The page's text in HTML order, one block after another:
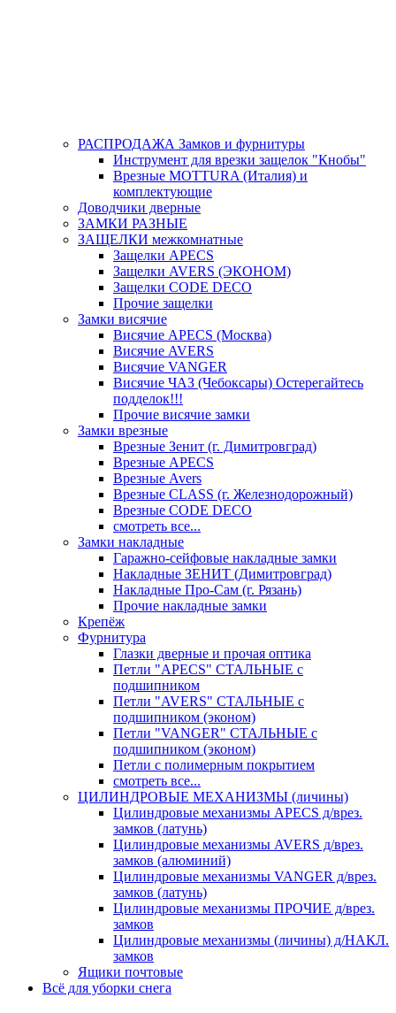
РАСПРОДАЖА Замков и фурнитуры
Инструмент для врезки защелок "Кнобы"
Врезные MOTTURA (Италия) и
комплектующие
Доводчики дверные
ЗАМКИ РАЗНЫЕ
ЗАЩЕЛКИ межкомнатные
Защелки APECS
Защелки AVERS (ЭКОНОМ)
Защелки CODE DECO
Прочие защелки
Замки висячие
Висячие APECS (Москва)
Висячие AVERS
Висячие VANGER
Висячие ЧАЗ (Чебоксары) Остерегайтесь
подделок!!!
Прочие висячие замки
Замки врезные
Врезные Зенит (г. Димитровград)
Врезные APECS
Врезные Avers
Врезные CLASS (г. Железнодорожный)
Врезные CODE DECO
смотреть все...
Замки накладные
Гаражно-сейфовые накладные замки
Накладные ЗЕНИТ (Димитровград)
Накладные Про-Сам (г. Рязань)
Прочие накладные замки
Крепёж
Фурнитура
Глазки дверные и прочая оптика
Петли "APECS" СТАЛЬНЫЕ с
подшипником
Петли "AVERS" СТАЛЬНЫЕ с
подшипником (эконом)
Петли "VANGER" СТАЛЬНЫЕ с
подшипником (эконом)
Петли с полимерным покрытием
смотреть все...
ЦИЛИНДРОВЫЕ МЕХАНИЗМЫ (личины)
Цилиндровые механизмы APECS д/врез.
замков (латунь)
Цилиндровые механизмы AVERS д/врез.
замков (алюминий)
Цилиндровые механизмы VANGER д/врез.
замков (латунь)
Цилиндровые механизмы ПРОЧИЕ д/врез.
замков
Цилиндровые механизмы (личины) д/НАКЛ.
замков
Ящики почтовые
Всё для уборки снега